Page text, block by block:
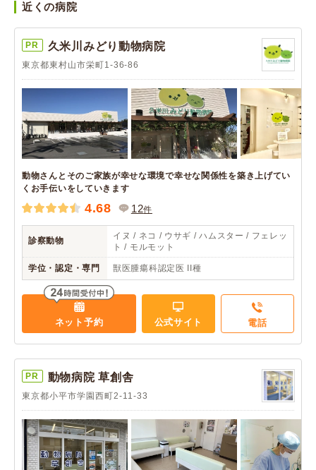
近くの病院
PR 久米川みどり動物病院
東京都東村山市栄町1-36-86
動物さんとそのご家族が幸せな環境で幸せな関係性を築き上げてい
くお手伝いをしていきます
4.68 12件
診察動物
イヌ / ネコ / ウサギ / ハムスター / フェレッ
ト / モルモット
学位・認定・専門 獣医腫瘍科認定医 II種
ネット予約 公式サイト 電話
PR 動物病院 草創舎
東京都小平市学園西町2-11-33